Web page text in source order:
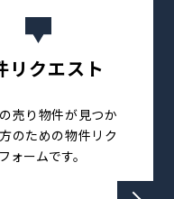
リクエスト
売り物件が見つか
のための物件リク
ォームです。